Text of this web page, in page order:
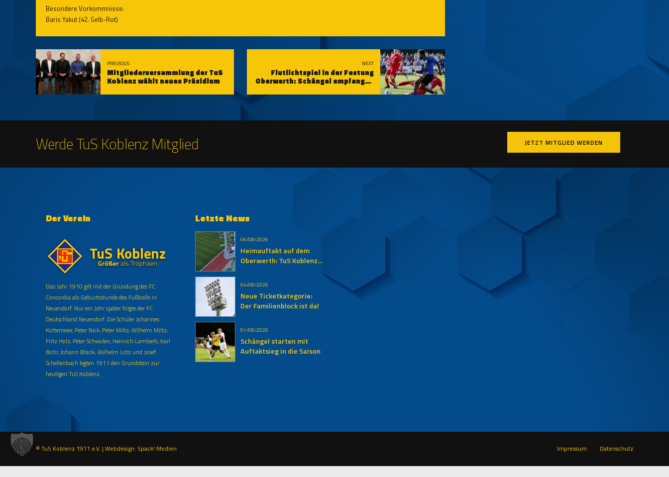
Besondere Vorkommnisse:
Baris Yakut (42. Gelb-Rot)
PREVIOUS
Mitgliederversammlung der TuS
Koblenz wählt neues Präsidium
NEXT
Flutlichtspiel in der Festung
Oberwerth: Schängel empfangen
Werde TuS Koblenz Mitglied JETZT MITGLIED WERDEN
Der Verein
Das Jahr 1910 gilt mit der Gründung des FC
Concordia als Geburtsstunde des Fußballs in
Neuendorf. Nur ein Jahr später folgte der FC
Deutschland Neuendorf. Die Schüler Johannes
Kottemeier, Peter Nick, Peter Miltz, Wilhelm Miltz,
Fritz Holz, Peter Schwolen, Heinrich Lamberti, Karl
Bohr, Johann Blank, Wilhelm Lotz und Josef
Schellenbach legten 1911 den Grundstein zur
heutigen TuS Koblenz.
Letzte News
06/08/2026
Heimauftakt auf dem
Oberwerth: TuS Koblenz
Auersmacher
04/08/2026
Neue Ticketkategorie:
Der Familienblock ist da!
01/08/2026
Schängel starten mit
Auftaktsieg in die Saison
© TuS Koblenz 1911 e.V. | Webdesign: Spack! Medien Impressum Datenschutz